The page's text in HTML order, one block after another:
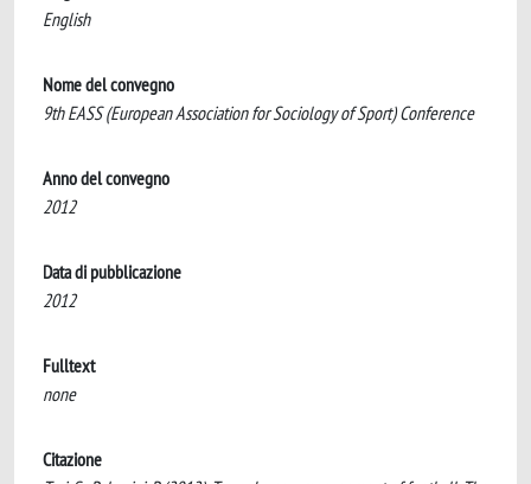
English
Nome del convegno
9th EASS (European Association for Sociology of Sport) Conference
Anno del convegno
2012
Data di pubblicazione
2012
Fulltext
none
Citazione